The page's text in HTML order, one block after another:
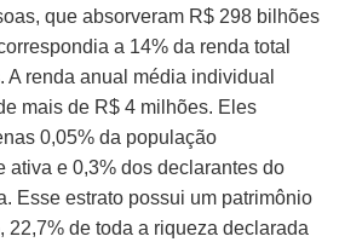
que absorveram R$ 298 bilhões
a 14% da renda total
A renda anual média individual
mais de R$ 4 milhões. Eles
0,05% da população
ativa e 0,3% dos declarantes do
Esse estrato possui um patrimônio
22,7% de toda a riqueza declarada